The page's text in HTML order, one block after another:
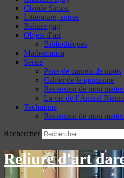
Claude Simon
Littérature, autres
Reliure gag
Objets d’art
Bibliothèques
Mathematica
Séries
Paire de carnets de notes
Cahier de la quinzaine
Recension de mon
La vie de l’Amiral
Technique
Recension de mon
Rechercher
Reliure d'art